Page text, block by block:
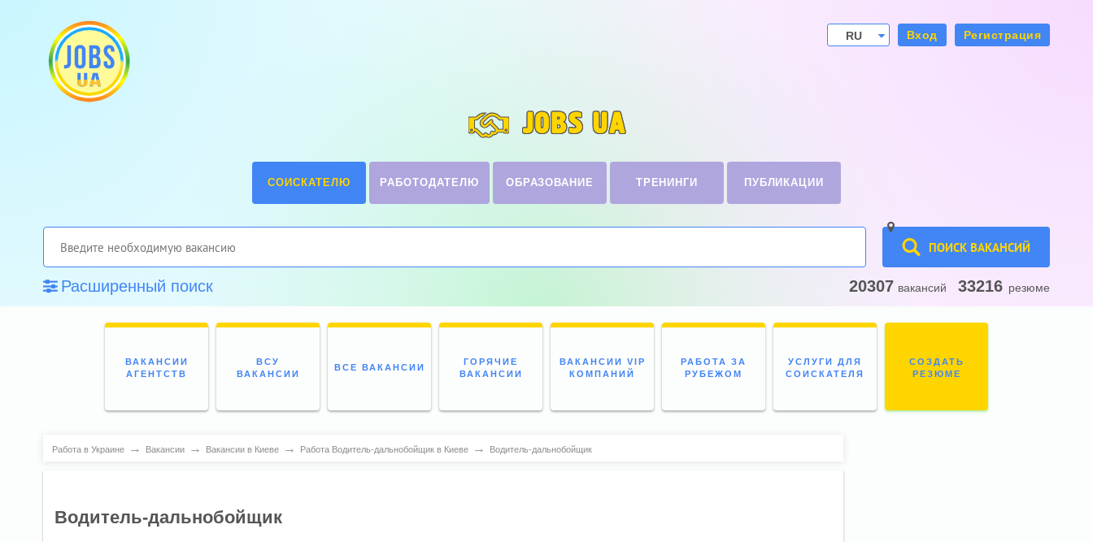
RU
Вход Регистрация
JOBS UA
СОИСКАТЕЛЮ РАБОТОДАТЕЛЮ ОБРАЗОВАНИЕ ТРЕНИНГИ ПУБЛИКАЦИИ
ПОИСК ВАКАНСИЙ
Расширенный поиск 20307 вакансий 33216 резюме
ВАКАНСИИ
АГЕНТСТВ
ВСУ
ВАКАНСИИ
ВСЕ ВАКАНСИИ
ГОРЯЧИЕ
ВАКАНСИИ
ВАКАНСИИ VIP
КОМПАНИЙ
РАБОТА ЗА
РУБЕЖОМ
УСЛУГИ ДЛЯ
СОИСКАТЕЛЯ
СОЗДАТЬ
РЕЗЮМЕ
Работа в Украине → Вакансии → Вакансии в Киеве → Работа Водитель-дальнобойщик в Киеве → Водитель-дальнобойщик
Водитель-дальнобойщик